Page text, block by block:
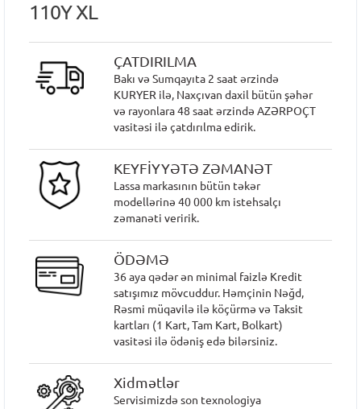
110Y XL
ÇATDIRILMA
Bakı və Sumqayıta 2 saat ərzində
KURYER ilə, Naxçıvan daxil bütün şəhər
və rayonlara 48 saat ərzində AZƏRPOÇT
vasitəsi ilə çatdırılma edirik.
KEYFİYYƏTƏ ZƏMANƏT
Lassa markasının bütün təkər
modellərinə 40 000 km istehsalçı
zəmanəti veririk.
ÖDƏMƏ
36 aya qədər ən minimal faizlə Kredit
satışımız mövcuddur. Həmçinin Nəğd,
Rəsmi müqavilə ilə köçürmə və Taksit
kartları (1 Kart, Tam Kart, Bolkart)
vasitəsi ilə ödəniş edə bilərsiniz.
Xidmətlər
Servisimizdə son texnologiya